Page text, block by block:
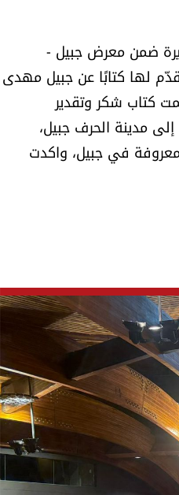
ضمن معرض جبيل -
لها كتابًا عن جبيل مهدى
كتاب شكر وتقدير
مدينة الحرف جبيل،
في جبيل، واكدت